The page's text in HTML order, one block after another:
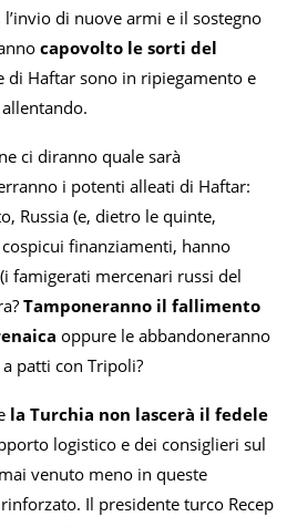
di nuove armi e il sostegno
capovolto le sorti del
di Haftar sono in ripiegamento e
ci diranno quale sarà
i potenti alleati di Haftar:
Russia (e, dietro le quinte,
finanziamenti, hanno
famigerati mercenari russi del
Tamponeranno il fallimento
oppure le abbandoneranno
patti con Tripoli?
la Turchia non lascerà il fedele
logistico e dei consiglieri sul
venuto meno in queste
Il presidente turco Recep